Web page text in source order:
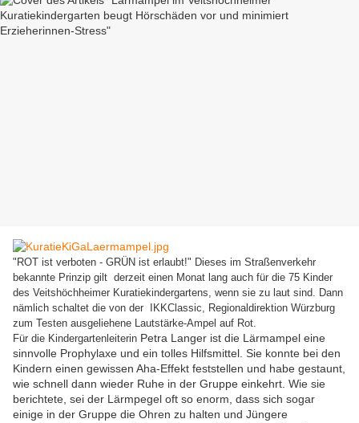
"ROT ist verboten - GRÜN ist erlaubt!" Dieses im Straßenverkehr
bekannte Prinzip gilt derzeit einen Monat lang auch für die 75 Kinder
des Veitshöchheimer Kuratiekindergartens, wenn sie zu laut sind. Dann
nämlich schaltet die von der IKKClassic, Regionaldirektion Würzburg
zum Testen ausgeliehene Lautstärke-Ampel auf Rot.
Für die Kindergartenleiterin Petra Langer ist die Lärmampel eine
sinnvolle Prophylaxe und ein tolles Hilfsmittel. Sie konnte bei den
Kindern einen gewissen Aha-Effekt feststellen und habe gestaunt,
wie schnell dann wieder Ruhe in der Gruppe einkehrt. Wie sie
berichtete, sei der Lärmpegel oft so enorm, dass sich sogar
einige in der Gruppe die Ohren zu halten und Jüngere